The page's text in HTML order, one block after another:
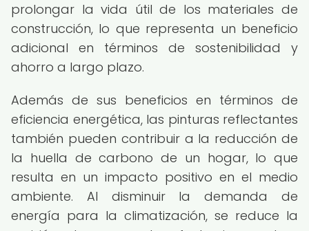
prolongar la vida útil de los materiales de
construcción, lo que representa un beneficio
adicional en términos de sostenibilidad y
ahorro a largo plazo.
Además de sus beneficios en términos de
eficiencia energética, las pinturas reflectantes
también pueden contribuir a la reducción de
la huella de carbono de un hogar, lo que
resulta en un impacto positivo en el medio
ambiente. Al disminuir la demanda de
energía para la climatización, se reduce la